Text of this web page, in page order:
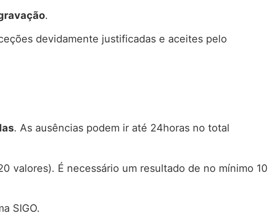
.
devidamente justificadas e aceites pelo
. As ausências podem ir até 24horas no total
valores). É necessário um resultado de no mínimo 10
SIGO.